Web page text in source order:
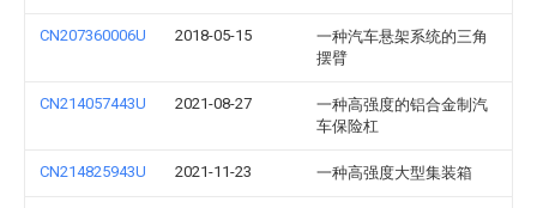
CN207360006U 2018-05-15
一种汽车悬架系统的三角
摆臂
CN214057443U 2021-08-27
一种高强度的铝合金制汽
车保险杠
CN214825943U 2021-11-23 一种高强度大型集装箱